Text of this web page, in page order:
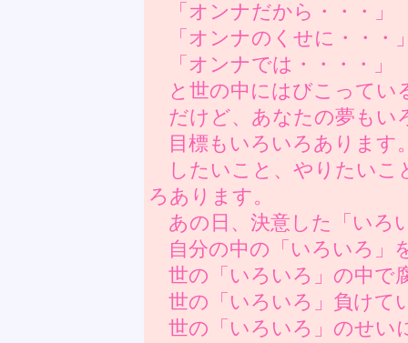
「オンナだから・・・」
「オンナのくせに・・・
「オンナでは・・・・」
と世の中にはびこってい
だけど、あなたの夢もい
目標もいろいろあります
したいこと、やりたい
ろあります。
あの日、決意した「いろ
自分の中の「いろいろ」
世の「いろいろ」の中で
世の「いろいろ」負けて
世の「いろいろ」のせい